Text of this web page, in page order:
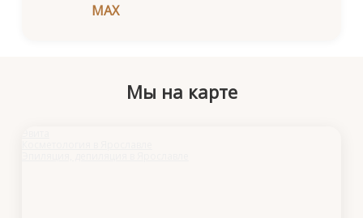
MAX
Мы на карте